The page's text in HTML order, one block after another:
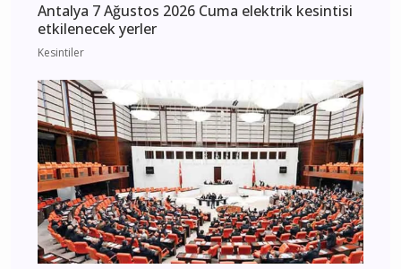
Antalya 7 Ağustos 2026 Cuma elektrik kesintisi
etkilenecek yerler
Kesintiler